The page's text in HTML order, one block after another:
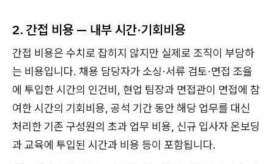
2. 간접 비용 — 내부 시간·기회비용
간접 비용은 수치로 잡히지 않지만 실제로 조직이 부담하
는 비용입니다. 채용 담당자가 소싱·서류 검토·면접 조율
에 투입한 시간의 인건비, 현업 팀장과 면접관이 면접에 참
여한 시간의 기회비용, 공석 기간 동안 해당 업무를 대신
처리한 기존 구성원의 초과 업무 비용, 신규 입사자 온보딩
과 교육에 투입된 시간과 비용 등이 포함됩니다.